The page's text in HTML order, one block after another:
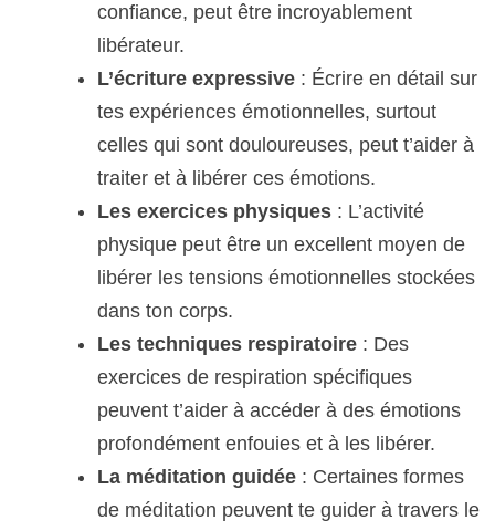
confiance, peut être incroyablement
libérateur.
L’écriture expressive: Écrire en détail sur
tes expériences émotionnelles, surtout
celles qui sont douloureuses, peut t’aider à
traiter et à libérer ces émotions.
Les exercices physiques: L’activité
physique peut être un excellent moyen de
libérer les tensions émotionnelles stockées
dans ton corps.
Les techniques respiratoire: Des
exercices de respiration spécifiques
peuvent t’aider à accéder à des émotions
profondément enfouies et à les libérer.
La méditation guidée: Certaines formes
de méditation peuvent te guider à travers le